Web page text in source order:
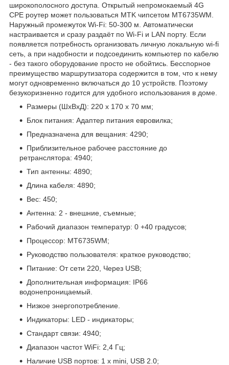
широкополосного доступа. Открытый непромокаемый 4G
CPE роутер может пользоваться MTK чипсетом MT6735WM.
Наружный промежуток Wi-Fi: 50-300 м. Автоматически
настраивается и сразу раздаёт по Wi-Fi и LAN порту. Если
появляется потребность организовать личную локальную wi-fi
сеть, а при надобности и подсоединить компьютер по кабелю
- без такого оборудование просто не обойтись. Бесспорное
преимущество маршрутизатора содержится в том, что к нему
могут одновременно включаться до 10 устройств. Поэтому
безукоризненно годится для удобного использования в доме.
Размеры (ШxВxД): 220 x 170 x 70 мм;
Блок питания: Адаптер питания евровилка;
Предназначена для вещания: 4290;
Приблизительное рабочее расстояние до
ретранслятора: 4940;
Тип антенны: 4890;
Длина кабеля: 4890;
Вес: 450;
Антенна: 2 - внешние, съемные;
Рабочий диапазон температур: 0 +40 градусов;
Процессор: MT6735WM;
Руководство пользователя: краткое руководство;
Питание: От сети 220, Через USB;
Дополнительная информация: IP66
водонепроницаемый.
Низкое энергопотребление.
Индикаторы: LED - индикаторы;
Стандарт связи: 4940;
Диапазон частот WiFi: 2,4 Гц;
Наличие USB портов: 1 х mini, USB 2.0;